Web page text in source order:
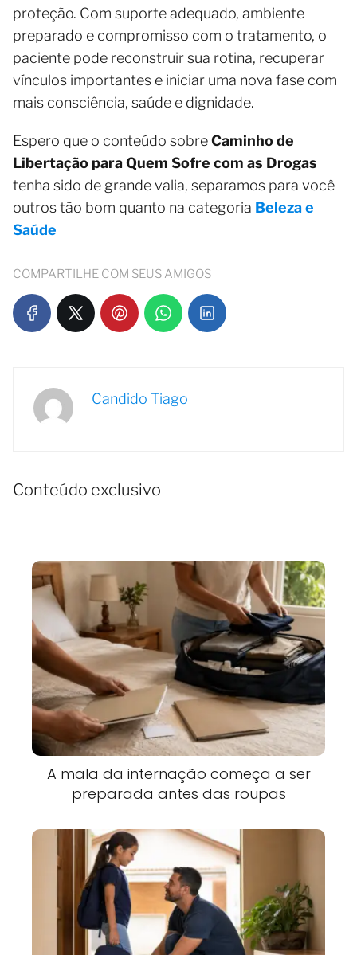
proteção. Com suporte adequado, ambiente
preparado e compromisso com o tratamento, o
paciente pode reconstruir sua rotina, recuperar
vínculos importantes e iniciar uma nova fase com
mais consciência, saúde e dignidade.
Espero que o conteúdo sobreCaminho de
Libertação para Quem Sofre com as Drogas
tenha sido de grande valia, separamos para você
outros tão bom quanto na categoria Beleza e
Saúde
COMPARTILHE COM SEUS AMIGOS
Candido Tiago
Conteúdo exclusivo
A mala da internação começa a ser
preparada antes das roupas